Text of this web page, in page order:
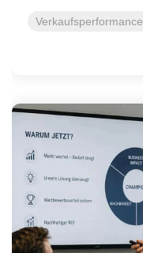
Verkaufsperformance